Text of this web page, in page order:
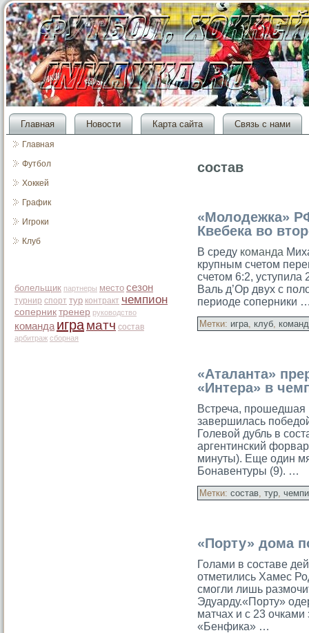
Главная Новости Карта сайта Связь с нами
Главная
Футбол
Хоккей
График
Игроки
Клуб
болельщик партнеры место сезон
турнир спорт тур контракт чемпион
соперник тренер руководство
команда играматч состав
арбитраж сборная
состав
«Молодежка»
Квебека во
В среду команда
крупным счетом
счетом 6:2, уступила
Валь д’Ор двух с
периоде соперники
Метки: игра, клуб,
«Аталанта»
«Интера» в
Встреча, прошедшая
завершилась
Голевой дубль в
аргентинский
минуты). Еще один
Бонавентуры (9). …
Метки: состав, тур,
«Порту» дома
Голами в составе
отметились Хамес
смогли лишь
Эдуарду.«Порту»
матчах и с 23 очками
«Бенфика» …